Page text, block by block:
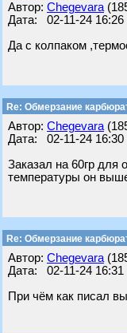
Автор: Chegevara
Дата: 02-11-24 16:26
Да с колпаком
Re: Обмерзание
Автор: Chegevara
Дата: 02-11-24 16:30
Заказал на 60гр для
температуры он
Re: Обмерзание
Автор: Chegevara
Дата: 02-11-24 16:31
При чём как писал